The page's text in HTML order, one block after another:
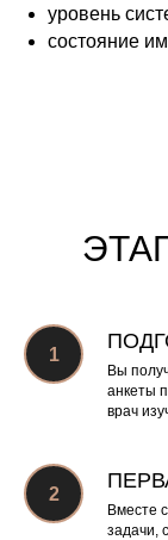
уровень
состояние
Вы
анкеты
врач
Вместе
задачи,